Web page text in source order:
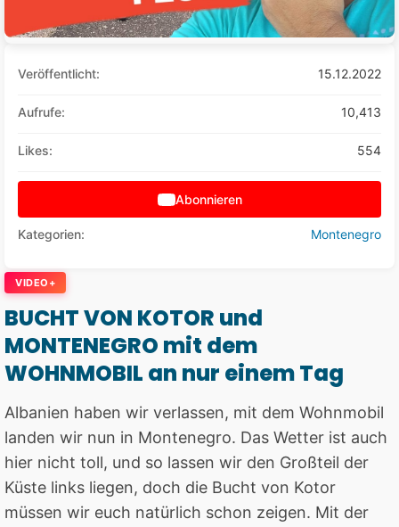
VIDEO+
BUCHT VON KOTOR und
MONTENEGRO mit dem
WOHNMOBIL an nur einem Tag
Albanien haben wir verlassen, mit dem Wohnmobil
landen wir nun in Montenegro. Das Wetter ist auch
hier nicht toll, und so lassen wir den Großteil der
Küste links liegen, doch die Bucht von Kotor
müssen wir euch natürlich schon zeigen. Mit der
Veröffentlicht: 15.12.2022
Aufrufe: 10,413
Likes: 554
Abonnieren
Kategorien: Montenegro